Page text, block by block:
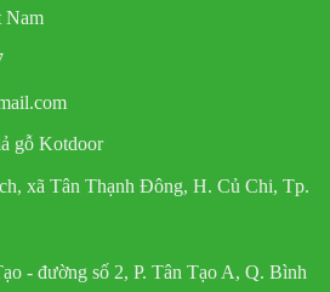
Nam
gỗ Kotdoor
xã Tân Thạnh Đông, H. Củ Chi, Tp.
- đường số 2, P. Tân Tạo A, Q. Bình